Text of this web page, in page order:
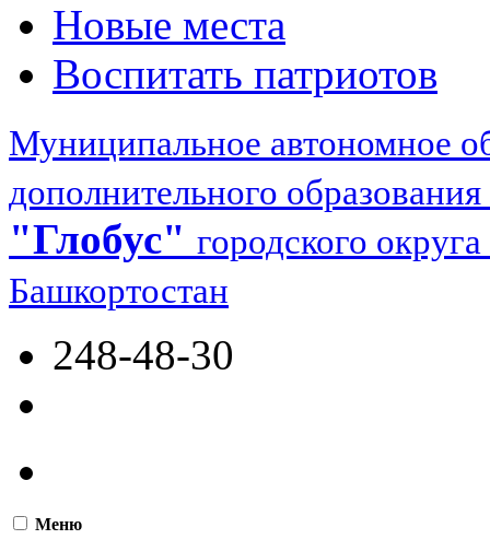
Новые места
Воспитать патриотов
Муниципальное автономное
дополнительного образования
"Глобус" городского
Башкортостан
248-48-30
Меню